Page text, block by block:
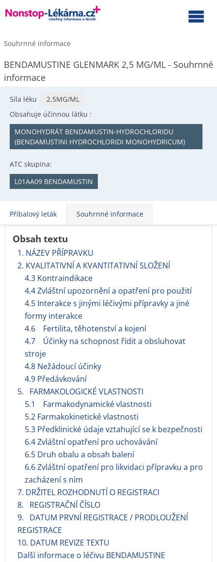
Souhrnné informace
BENDAMUSTINE GLENMARK 2,5 MG/ML - Souhrnné
informace
Síla léku
2,5MG/ML
Obsahuje účinnou látku :
MONOHYDRÁT BENDAMUSTIN-HYDROCHLORIDU
(BENDAMUSTINI HYDROCHLORIDI MONOHYDRICUM)
ATC skupina:
L01AA09 BENDAMUSTIN
Příbalový leták Souhrnné informace
Obsah textu
1. NÁZEV PŘÍPRAVKU
2. KVALITATIVNÍ A KVANTITATIVNÍ SLOŽENÍ
4.3 Kontraindikace
4.4 Zvláštní upozornění a opatření pro použití
4.5 Interakce s jinými léčivými přípravky a jiné
formy interakce
4.6 Fertilita, těhotenství a kojení
4.7 Účinky na schopnost řídit a obsluhovat
stroje
4.8 Nežádoucí účinky
4.9 Předávkování
5. FARMAKOLOGICKÉ VLASTNOSTI
5.1 Farmakodynamické vlastnosti
5.2 Farmakokinetické vlastnosti
5.3 Předklinické údaje vztahující se k bezpečnosti
6.4 Zvláštní opatření pro uchovávání
6.5 Druh obalu a obsah balení
6.6 Zvláštní opatření pro likvidaci přípravku a pro
zacházení s ním
7. DRŽITEL ROZHODNUTÍ O REGISTRACI
8. REGISTRAČNÍ ČÍSLO
9. DATUM PRVNÍ REGISTRACE / PRODLOUŽENÍ
REGISTRACE
10. DATUM REVIZE TEXTU
Další informace o léčivu BENDAMUSTINE